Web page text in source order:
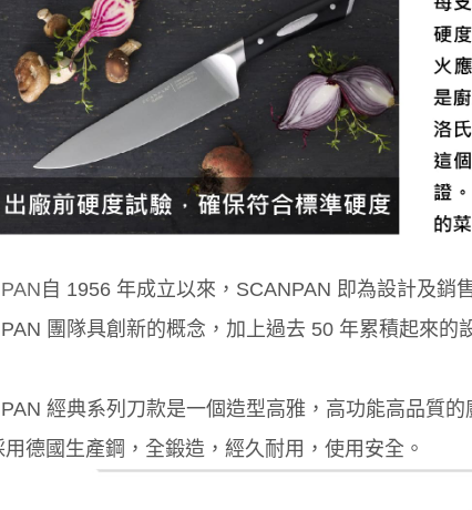
自 1956 年成立以來，SCANPAN 即為設計及銷
團隊具創新的概念，加上過去 50 年累積起來的
經典系列刀款是一個造型高雅，高功能高品質
用德國生產鋼，全鍛造，經久耐用，使用安全。